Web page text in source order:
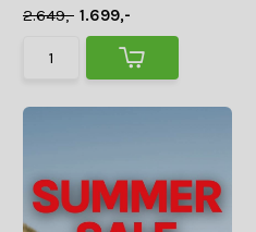
2.649,- 1.699,-